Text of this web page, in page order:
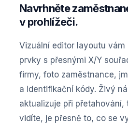
Navrhněte
v prohlížeči.
Vizuální editor layoutu vám
prvky s přesnými X/Y
firmy, foto zaměstnance,
a identifikační kódy. Živý
aktualizuje při přetahování,
vidíte, je přesně to, co se